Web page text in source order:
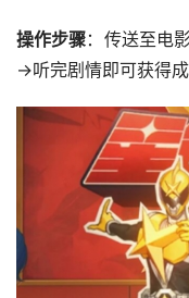
操作步骤：传送至电
→听完剧情即可获得成